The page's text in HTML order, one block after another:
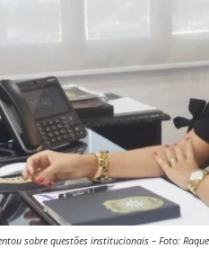
sobre questões institucionais – Foto: